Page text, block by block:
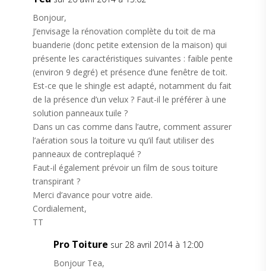
Bonjour,
J’envisage la rénovation complète du toit de ma
buanderie (donc petite extension de la maison) qui
présente les caractéristiques suivantes : faible pente
(environ 9 degré) et présence d’une fenêtre de toit.
Est-ce que le shingle est adapté, notamment du fait
de la présence d’un velux ? Faut-il le préférer à une
solution panneaux tuile ?
Dans un cas comme dans l’autre, comment assurer
l’aération sous la toiture vu qu’il faut utiliser des
panneaux de contreplaqué ?
Faut-il également prévoir un film de sous toiture
transpirant ?
Merci d’avance pour votre aide.
Cordialement,
TT
Pro Toiture sur 28 avril 2014 à 12:00
Bonjour Tea,